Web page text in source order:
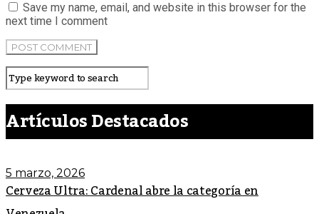
Save my name, email, and website in this browser for the
next time I comment
Artículos Destacados
5 marzo, 2026
Cerveza Ultra: Cardenal abre la categoría en